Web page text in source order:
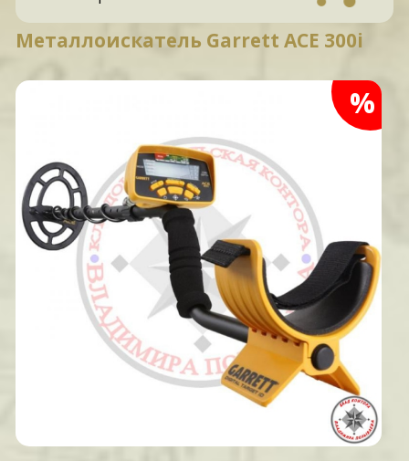
Металлоискатель Garrett ACE 300i
%